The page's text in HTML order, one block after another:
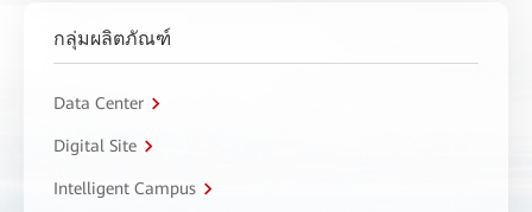
กลุ่มผลิตภัณฑ์
Data Center
Digital Site
Intelligent Campus